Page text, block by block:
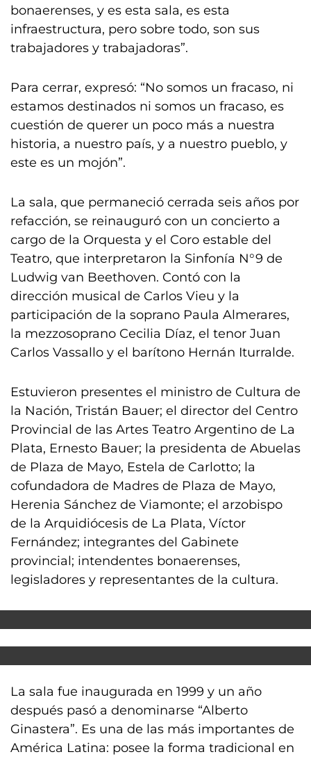
bonaerenses, y es esta sala, es esta
infraestructura, pero sobre todo, son sus
trabajadores y trabajadoras”.
Para cerrar, expresó: “No somos un fracaso, ni
estamos destinados ni somos un fracaso, es
cuestión de querer un poco más a nuestra
historia, a nuestro país, y a nuestro pueblo, y
este es un mojón”.
La sala, que permaneció cerrada seis años por
refacción, se reinauguró con un concierto a
cargo de la Orquesta y el Coro estable del
Teatro, que interpretaron la Sinfonía N°9 de
Ludwig van Beethoven. Contó con la
dirección musical de Carlos Vieu y la
participación de la soprano Paula Almerares,
la mezzosoprano Cecilia Díaz, el tenor Juan
Carlos Vassallo y el barítono Hernán Iturralde.
Estuvieron presentes el ministro de Cultura de
la Nación, Tristán Bauer; el director del Centro
Provincial de las Artes Teatro Argentino de La
Plata, Ernesto Bauer; la presidenta de Abuelas
de Plaza de Mayo, Estela de Carlotto; la
cofundadora de Madres de Plaza de Mayo,
Herenia Sánchez de Viamonte; el arzobispo
de la Arquidiócesis de La Plata, Víctor
Fernández; integrantes del Gabinete
provincial; intendentes bonaerenses,
legisladores y representantes de la cultura.
La sala fue inaugurada en 1999 y un año
después pasó a denominarse “Alberto
Ginastera”. Es una de las más importantes de
América Latina: posee la forma tradicional en